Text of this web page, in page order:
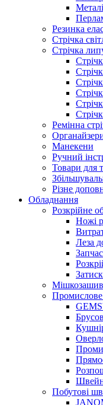
Резинка
Стрічка
Стрічка
Ремінна
Манекени
Ручний
Товари для
Різне
Обладнання
Розкрійне
Ножі
Леза
Побутові